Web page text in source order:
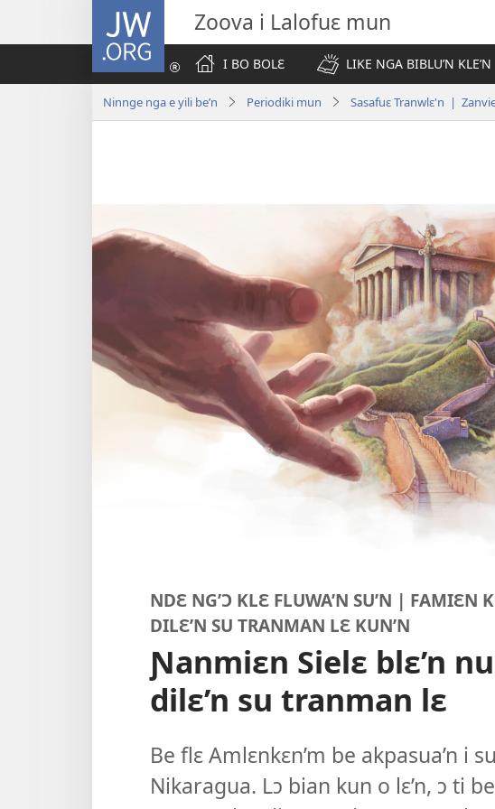
JW.ORG Zoova i Lalofuɛ mun
I BO BOLƐ
LIKE NGA BIBLU’N KLE’N
Ninnge nga e yili be’n Periodiki mun Sasafuɛ Tranwlɛ'n |
NDƐ NG’Ɔ KLƐ FLUWA’N SU’N |
DILƐ’N SU TRANMAN LƐ KUN’N
Ɲanmiɛn Sielɛ blɛ’n
dilɛ’n su tranman lɛ
Be flɛ Amlɛnkɛn’m be akpasua’n i
Nikaragua. Lɔ bian kun o lɛ’n, ɔ ti